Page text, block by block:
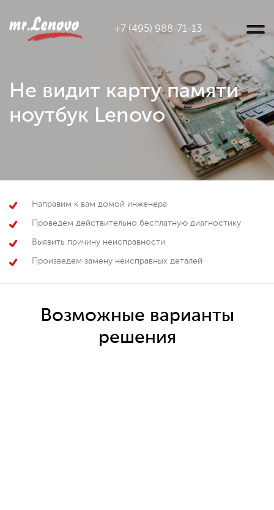
+7 (495) 988-71-13
Не видит карту памяти
ноутбук Lenovo
Направим к вам домой инженера
Проведем действительно бесплатную диагностику
Выявить причину неисправности
Произведем замену неисправных деталей
Возможные варианты
решения